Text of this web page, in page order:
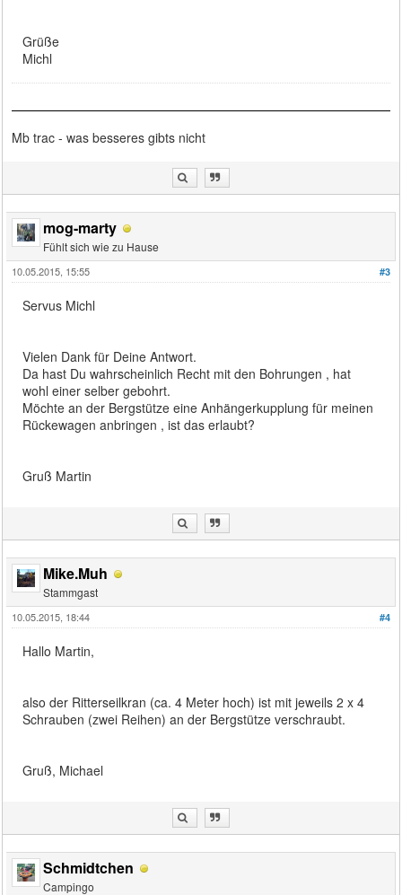
Grüße
Michl
Mb trac - was besseres gibts nicht
mog-marty
Fühlt sich wie zu Hause
#3
10.05.2015, 15:55
Servus Michl
Vielen Dank für Deine Antwort.
Da hast Du wahrscheinlich Recht mit den Bohrungen , hat
wohl einer selber gebohrt.
Möchte an der Bergstütze eine Anhängerkupplung für meinen
Rückewagen anbringen , ist das erlaubt?
Gruß Martin
Mike.Muh
Stammgast
#4
10.05.2015, 18:44
Hallo Martin,
also der Ritterseilkran (ca. 4 Meter hoch) ist mit jeweils 2 x 4
Schrauben (zwei Reihen) an der Bergstütze verschraubt.
Gruß, Michael
Schmidtchen
Campingo